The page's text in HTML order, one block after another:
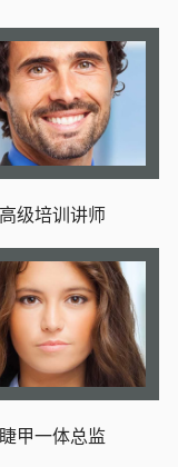
高级培训讲师
睫甲一体总监